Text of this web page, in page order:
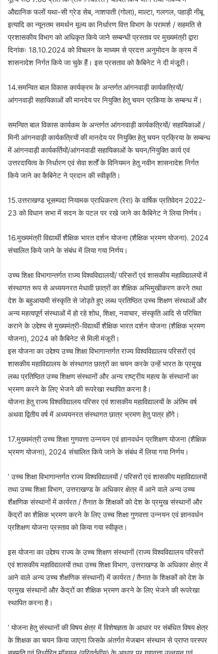
औद्यानिक फलों यथा-सी ग्रेड सेब, नाशपाती (गोला), माल्टा, गलगल, पहाड़ी नीबू
इत्यादि का न्यूनतम समर्थन मूल्य का निर्धारण वित्त विभाग के परामर्श / सहमति से
प्रशासकीय विभाग को अधिकृत किये जाने सम्बन्धी प्रस्ताव पर मुख्यमंत्री द्वारा
दिनांकः 18.10.2024 को विचलन के माध्यम से प्रदत्त अनुमोदन के क्रम में
शासनादेश निर्गत किये जा चुके हैं। इस प्रसताव को कैबिनेट ने दी मंजूूरी।
14.समन्वित बाल विकास कार्यक्रम के अन्तर्गत आंगनवाड़ी कार्यकत्रियों/
आंगनवाड़ी सहायिकाओं की मानदेय पर नियुक्ति हेतु चयन प्रकिया के सम्बन्ध में।
समन्वित बाल विकास कार्यकम के अन्तर्गत आंगनवाड़ी कार्यकत्रियों/ सहायिकाओं /
मिनी आंगनवाड़ी कार्यकत्रियों की मानदेय पर नियुक्ति हेतु चयन प्रक्रिया के सम्बन्ध
में आंगनवाड़ी कार्यकर्तियों/आंगनवाडी सहायिकाओं के चयन/नियुक्ति कार्य एवं
उत्तरदायित्व के निर्धारण एवं सेवा शर्तों के विनियमन हेतु नवीन शासनादेश निर्गत
किये जाने का कैबिनेट ने प्रदान की स्वीकृति।
15.उत्तराखण्ड भूसम्पदा नियामक प्राधिकरण (रेरा) के वार्षिक प्रतिवेदन 2022-
23 को विधान सभा में सदन के पटल पर रखे जाने का कैबिनेट ने लिया निर्णय।
16.मुख्यमंत्री विद्यार्थी शैक्षिक भारत दर्शन योजना (शैक्षिक भ्रमण योजना). 2024
संचालित किये जाने के संबंध में लिया गया निर्णय।
उच्च शिक्षा विभागान्तर्गत राज्य विश्वविद्यालयों/ परिसरों एवं शासकीय महाविद्यालयों में
संस्थागत रूप से अध्ययनरत मेधावी छात्रों का शैक्षिक अभिमुखीकरण करने तथा
देश के बहुआयामी संस्कृति से जोड़ते हुए लब्ध प्रतिष्ठित उच्च शिक्षण संस्थाओं और
अन्य महत्वपूर्ण संस्थाओं में हो रहे शोध, शिक्षा, नवाचार, संस्कृति आदि से परिचित
कराने के उद्देश्य से मुख्यमंत्री-विद्यार्थी शैक्षिक भारत दर्शन योजना (शैक्षिक भ्रमण
योजना), 2024 को कैबिनेट से मिली मंजूरी।
इस योजना का उद्देश्य उच्च शिक्षा विभागान्तर्गत राज्य विश्वविद्यालय परिसरों एवं
शासकीय महाविद्यालय के संस्थागत छात्रों का चयन करके उन्हें भारत के प्रमुख
लब्ध प्रतिष्ठित उच्च शिक्षण संस्थानों और अन्य राष्ट्रीय महत्व के संस्थानों का
भ्रमण करने के लिए भेजने की रूपरेखा स्थापित करना है।
योजना हेतु राज्य विश्वविद्यालय परिसर एवं शासकीय महाविद्यालयों के अंतिम वर्ष
अथवा द्वितीय वर्ष में अध्ययनरत संस्थागत छात्र भ्रमण हेतु पात्र होंगे।
17.मुख्यमंत्री उच्च शिक्षा गुणवत्ता उन्नयन एवं ज्ञानवर्धन प्रशिक्षण योजना (शैक्षिक
भ्रमण योजना), 2024 संचालित किये जाने के संबंध में लिया गया निर्णय।
’ उच्च शिक्षा विभागान्तर्गत राज्य विश्वविद्यालयों / परिसरों एवं शासकीय महाविद्यालयों
तथा उच्च शिक्षा विभाग, उत्तराखण्ड के अधिकार क्षेत्र में आने वाले अन्य उच्च
शैक्षणिक संस्थानों में कार्यरत / तैनात के शिक्षकों को देश के प्रमुख संस्थानों और
केंद्रों का शैक्षिक भ्रमण करने के लिए उच्च शिक्षा गुणवत्ता उन्नयन एवं ज्ञानवर्धन
प्रशिक्षण योजना प्रस्ताव को किया गया स्वीकृत।
इस योजना का उद्देश्य राज्य के उच्च शिक्षण संस्थानों (राज्य विश्वविद्यालय परिसरों
एवं शासकीय महाविद्यालयों तथा उच्च शिक्षा विभाग, उत्तराखण्ड के अधिकार क्षेत्र में
आने वाले अन्य उच्च शैक्षणिक संस्थानों) में कार्यरत / तैनात के शिक्षकों को देश के
प्रमुख संस्थानों और केंद्रों का शैक्षिक भ्रमण करने के लिए भेजने की रूपरेखा
स्थापित करना है।
’ योजना हेतु संस्थानों की विषय क्षेत्र में विशेषज्ञता के आधार पर संबंधित विषय क्षेत्र
के शिक्षक का चयन किया जाएगा जिसके अंतर्गत मेजबान संस्थान से प्राप्त परस्पर